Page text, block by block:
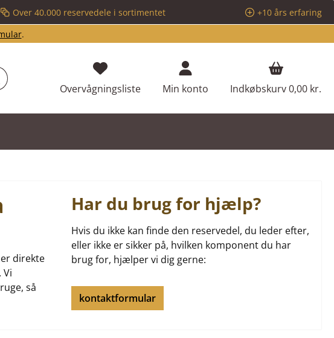
Over 40.000 reservedele i sortimentet
+10 års erfaring
.
OvervågningslisteDu har 0 ønskeliste varer
Min konto Indkøbskurv0,00 kr.
direkte
så
Har du brug for hjælp?
Hvis du ikke kan finde den reservedel, du leder efter,
eller ikke er sikker på, hvilken komponent du har
brug for, hjælper vi dig gerne:
kontaktformular